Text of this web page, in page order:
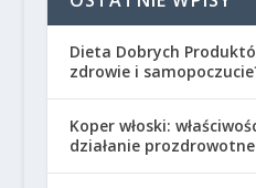
Dieta Dobrych
zdrowie i
Koper włoski:
działanie prozdrowotne